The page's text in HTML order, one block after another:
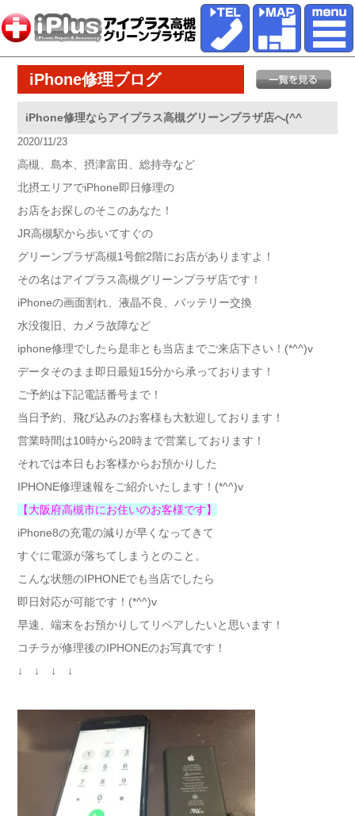
iPhone修理ブログ
iPhone修理ならアイプラス高槻グリーンプラザ店へ(^^ゞ
2020/11/23
高槻、島本、摂津富田、総持寺など
北摂エリアでiPhone即日修理の
お店をお探しのそこのあなた！
JR高槻駅から歩いてすぐの
グリーンプラザ高槻1号館2階にお店がありますよ！
その名はアイプラス高槻グリーンプラザ店です！
iPhoneの画面割れ、液晶不良、バッテリー交換
水没復旧、カメラ故障など
iphone修理でしたら是非とも当店までご来店下さい！(*^^)v
データそのまま即日最短15分から承っております！
ご予約は下記電話番号まで！
当日予約、飛び込みのお客様も大歓迎しております！
営業時間は10時から20時まで営業しております！
それでは本日もお客様からお預かりした
IPHONE修理速報をご紹介いたします！(*^^)v
【大阪府高槻市にお住いのお客様です】
iPhone8の充電の減りが早くなってきて
すぐに電源が落ちてしまうとのこと。
こんな状態のIPHONEでも当店でしたら
即日対応が可能です！(*^^)v
早速、端末をお預かりしてリペアしたいと思います！
コチラが修理後のIPHONEのお写真です！
↓ ↓ ↓ ↓